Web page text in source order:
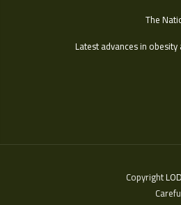
The
Latest advances in
CopyrightLOD